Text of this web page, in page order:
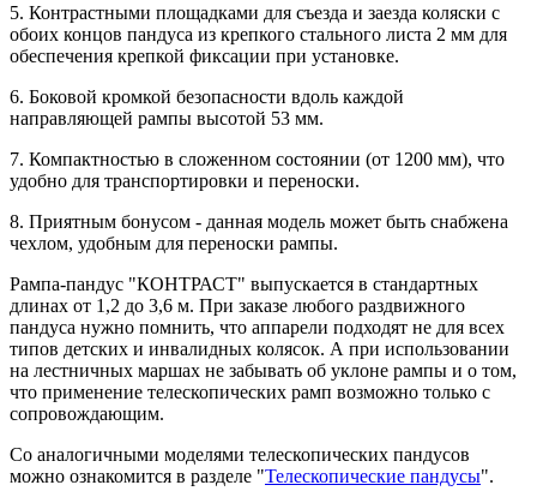
5. Контрастными площадками для съезда и заезда коляски с
обоих концов пандуса из крепкого стального листа 2 мм для
обеспечения крепкой фиксации при установке.
6. Боковой кромкой безопасности вдоль каждой
направляющей рампы высотой 53 мм.
7. Компактностью в сложенном состоянии (от 1200 мм), что
удобно для транспортировки и переноски.
8. Приятным бонусом - данная модель может быть снабжена
чехлом, удобным для переноски рампы.
Рампа-пандус "КОНТРАСТ" выпускается в стандартных
длинах от 1,2 до 3,6 м. При заказе любого раздвижного
пандуса нужно помнить, что аппарели подходят не для всех
типов детских и инвалидных колясок. А при использовании
на лестничных маршах не забывать об уклоне рампы и о том,
что применение телескопических рамп возможно только с
сопровождающим.
Со аналогичными моделями телескопических пандусов
можно ознакомится в разделе "Телескопические пандусы".